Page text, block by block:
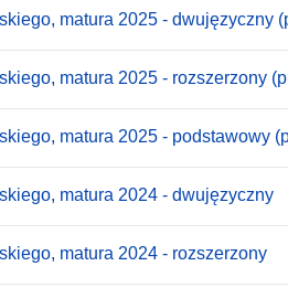
matura 2025 - dwujęzyczny
matura 2025 - rozszerzony
matura 2025 - podstawowy
matura 2024 - dwujęzyczny
matura 2024 - rozszerzony